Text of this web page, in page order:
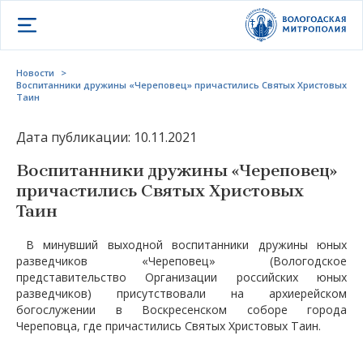
Открыть меню
Новости
>
Воспитанники дружины «Череповец» причастились Святых Христовых
Таин
Дата публикации: 10.11.2021
Воспитанники дружины «Череповец»
причастились Святых Христовых
Таин
В минувший выходной воспитанники дружины юных
разведчиков «Череповец» (Вологодское
представительство Организации российских юных
разведчиков) присутствовали на архиерейском
богослужении в Воскресенском соборе города
Череповца, где причастились Святых Христовых Таин.